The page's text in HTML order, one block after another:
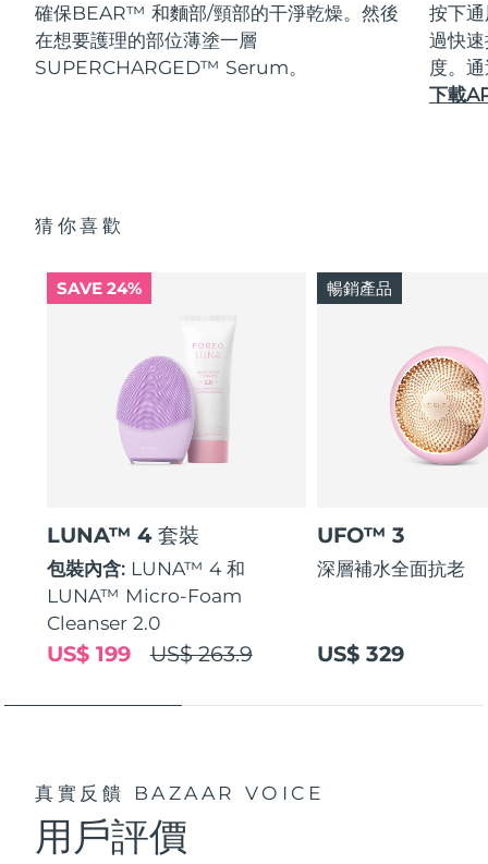
確保BEAR™ 和麵部/頸部的干淨乾燥。然後
在想要護理的部位薄塗一層
SUPERCHARGED™ Serum。
按下
過快
度。
下載
猜你喜歡
SAVE 24%
LUNA™ 4 套裝
包裝內含: LUNA™ 4 和
LUNA™ Micro-Foam
Cleanser 2.0
US$ 263.9
US$ 199
UFO™ 3
深層補水全面抗老
US$ 329
暢銷產品
真實反饋 BAZAAR VOICE
用戶評價